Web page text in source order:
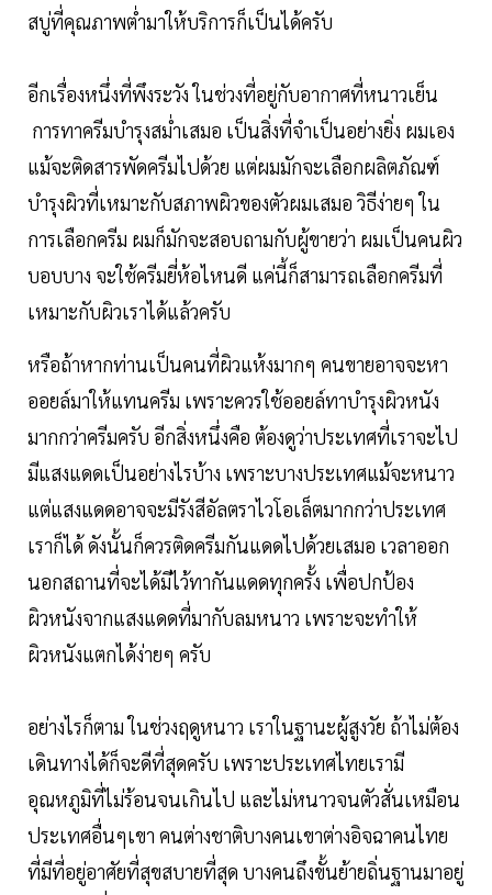
สบู่ที่คุณภาพต่ำมาให้บริการก็เป็นได้ครับ
อีกเรื่องหนึ่งที่พึงระวัง ในช่วงที่อยู่กับอากาศที่หนาวเย็น
การทาครีมบำรุงสม่ำเสมอ เป็นสิ่งที่จำเป็นอย่างยิ่ง ผมเอง
แม้จะติดสารพัดครีมไปด้วย แต่ผมมักจะเลือกผลิตภัณฑ์
บำรุงผิวที่เหมาะกับสภาพผิวของตัวผมเสมอ วิธีง่ายๆ ใน
การเลือกครีม ผมก็มักจะสอบถามกับผู้ขายว่า ผมเป็นคนผิว
บอบบาง จะใช้ครีมยี่ห้อไหนดี แค่นี้ก็สามารถเลือกครีมที่
เหมาะกับผิวเราได้แล้วครับ
หรือถ้าหากท่านเป็นคนที่ผิวแห้งมากๆ คนขายอาจจะหา
ออยล์มาให้แทนครีม เพราะควรใช้ออยล์ทาบำรุงผิวหนัง
มากกว่าครีมครับ อีกสิ่งหนึ่งคือ ต้องดูว่าประเทศที่เราจะไป
มีแสงแดดเป็นอย่างไรบ้าง เพราะบางประเทศแม้จะหนาว
แต่แสงแดดอาจจะมีรังสีอัลตราไวโอเล็ตมากกว่าประเทศ
เราก็ได้ ดังนั้นก็ควรติดครีมกันแดดไปด้วยเสมอ เวลาออก
นอกสถานที่จะได้มีไว้ทากันแดดทุกครั้ง เพื่อปกป้อง
ผิวหนังจากแสงแดดที่มากับลมหนาว เพราะจะทำให้
ผิวหนังแตกได้ง่ายๆ ครับ
อย่างไรก็ตาม ในช่วงฤดูหนาว เราในฐานะผู้สูงวัย ถ้าไม่ต้อง
เดินทางได้ก็จะดีที่สุดครับ เพราะประเทศไทยเรามี
อุณหภูมิที่ไม่ร้อนจนเกินไป และไม่หนาวจนตัวสั่นเหมือน
ประเทศอื่นๆเขา คนต่างชาติบางคนเขาต่างอิจฉาคนไทย
ที่มีที่อยู่อาศัยที่สุขสบายที่สุด บางคนถึงขั้นย้ายถิ่นฐานมาอยู่